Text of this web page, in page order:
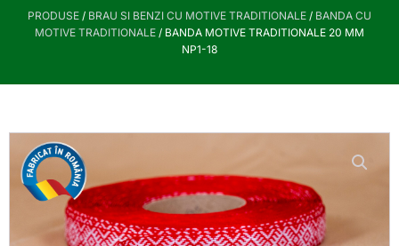
PRODUSE / BRAU SI BENZI CU MOTIVE TRADITIONALE / BANDA CU
MOTIVE TRADITIONALE / BANDA MOTIVE TRADITIONALE 20 MM
NP1-18